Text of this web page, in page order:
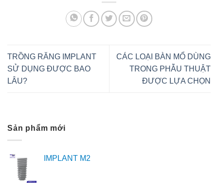
TRỒNG RĂNG IMPLANT
SỬ DỤNG ĐƯỢC BAO
LÂU?
CÁC LOẠI BÀN MỔ DÙNG
TRONG PHẪU THUẬT
ĐƯỢC LỰA CHỌN
Sản phẩm mới
IMPLANT M2